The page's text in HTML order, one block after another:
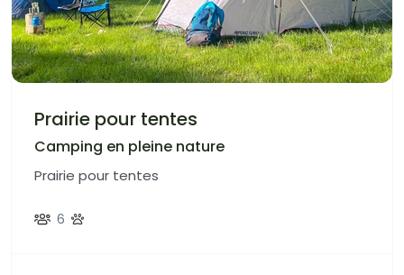
Prairie pour tentes
Camping en pleine nature
Prairie pour tentes
6